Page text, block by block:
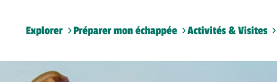
Explorer Préparer mon échappée Activités & Visites